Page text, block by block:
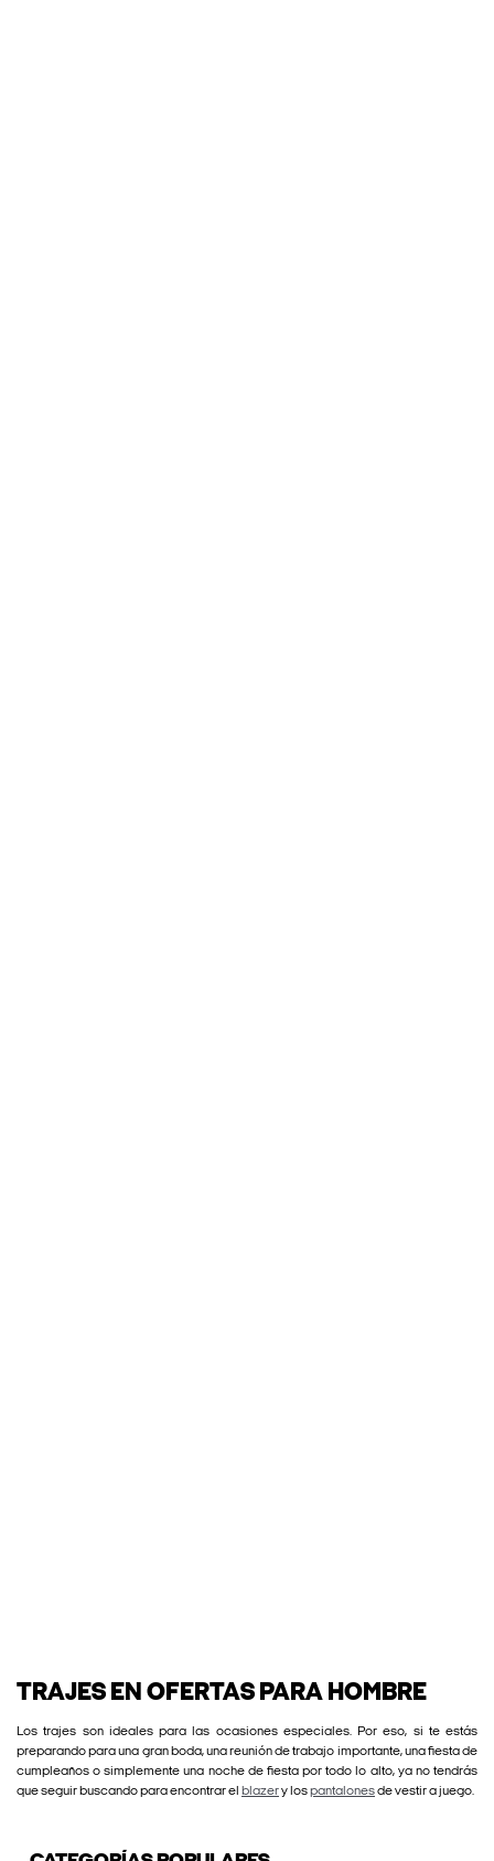
TRAJES EN OFERTAS PARA HOMBRE
Los trajes son ideales para las ocasiones especiales. Por eso, si te estás
preparando para una gran boda, una reunión de trabajo importante, una fiesta de
cumpleaños o simplemente una noche de fiesta por todo lo alto, ya no tendrás
que seguir buscando para encontrar el blazery lospantalonesde vestir a juego.